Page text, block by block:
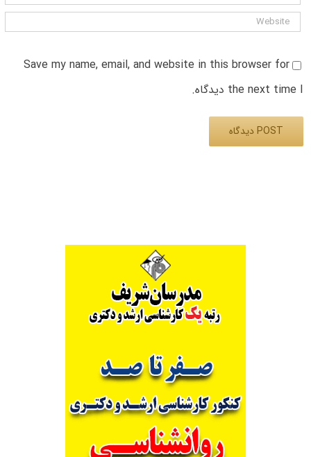
Save my name, email, and website in this browser for
the next time I دیدگاه.